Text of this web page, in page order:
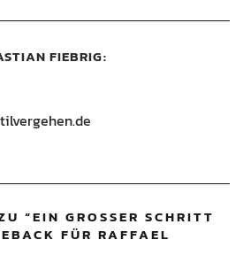
FIEBRIG
“EIN GROSSER SCHRITT R
FÜR RAFFAEL K